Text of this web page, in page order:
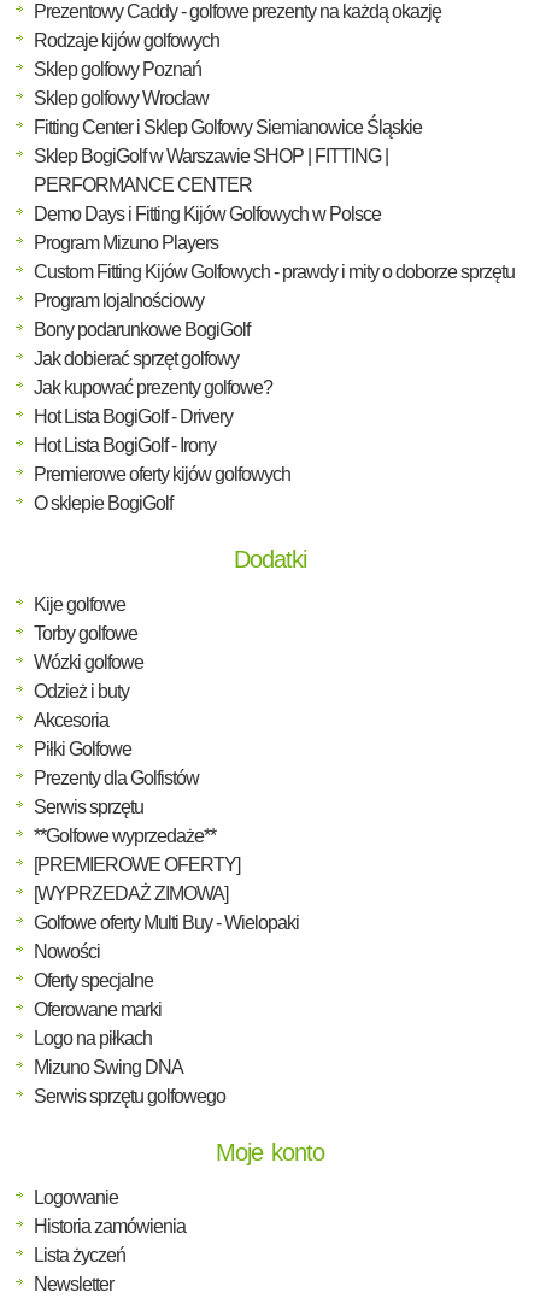
Prezentowy Caddy - golfowe prezenty na każdą okazję
Rodzaje kijów golfowych
Sklep golfowy Poznań
Sklep golfowy Wrocław
Fitting Center i Sklep Golfowy Siemianowice Śląskie
Sklep BogiGolf w Warszawie SHOP | FITTING |
PERFORMANCE CENTER
Demo Days i Fitting Kijów Golfowych w Polsce
Program Mizuno Players
Custom Fitting Kijów Golfowych - prawdy i mity o doborze sprzętu
Program lojalnościowy
Bony podarunkowe BogiGolf
Jak dobierać sprzęt golfowy
Jak kupować prezenty golfowe?
Hot Lista BogiGolf - Drivery
Hot Lista BogiGolf - Irony
Premierowe oferty kijów golfowych
O sklepie BogiGolf
Dodatki
Kije golfowe
Torby golfowe
Wózki golfowe
Odzież i buty
Akcesoria
Piłki Golfowe
Prezenty dla Golfistów
Serwis sprzętu
**Golfowe wyprzedaże**
[PREMIEROWE OFERTY]
[WYPRZEDAŻ ZIMOWA]
Golfowe oferty Multi Buy - Wielopaki
Nowości
Oferty specjalne
Oferowane marki
Logo na piłkach
Mizuno Swing DNA
Serwis sprzętu golfowego
Moje konto
Logowanie
Historia zamówienia
Lista życzeń
Newsletter